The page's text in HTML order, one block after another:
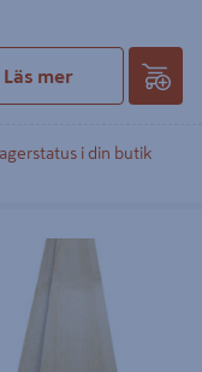
Läs mer
i din butik